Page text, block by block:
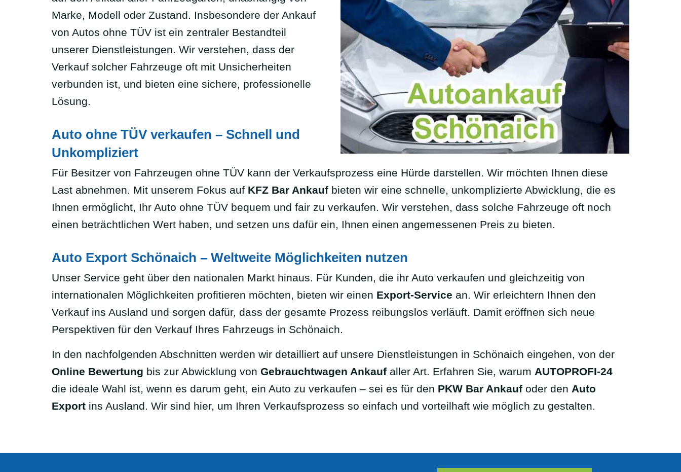
Marke, Modell oder Zustand. Insbesondere der Ankauf
von Autos ohne TÜV ist ein zentraler Bestandteil
unserer Dienstleistungen. Wir verstehen, dass der
Verkauf solcher Fahrzeuge oft mit Unsicherheiten
verbunden ist, und bieten eine sichere, professionelle
Lösung.
Auto ohne TÜV verkaufen – Schnell und
Unkompliziert
Für Besitzer von Fahrzeugen ohne TÜV kann der Verkaufsprozess eine Hürde darstellen. Wir möchten Ihnen diese
Last abnehmen. Mit unserem Fokus auf KFZ Bar Ankauf bieten wir eine schnelle, unkomplizierte Abwicklung, die es
Ihnen ermöglicht, Ihr Auto ohne TÜV bequem und fair zu verkaufen. Wir verstehen, dass solche Fahrzeuge oft noch
einen beträchtlichen Wert haben, und setzen uns dafür ein, Ihnen einen angemessenen Preis zu bieten.
Auto Export Schönaich – Weltweite Möglichkeiten nutzen
Unser Service geht über den nationalen Markt hinaus. Für Kunden, die ihr Auto verkaufen und gleichzeitig von
internationalen Möglichkeiten profitieren möchten, bieten wir einen Export-Service an. Wir erleichtern Ihnen den
Verkauf ins Ausland und sorgen dafür, dass der gesamte Prozess reibungslos verläuft. Damit eröffnen sich neue
Perspektiven für den Verkauf Ihres Fahrzeugs in Schönaich.
In den nachfolgenden Abschnitten werden wir detailliert auf unsere Dienstleistungen in Schönaich eingehen, von der
Online Bewertung bis zur Abwicklung von Gebrauchtwagen Ankauf aller Art. Erfahren Sie, warum AUTOPROFI-24
die ideale Wahl ist, wenn es darum geht, ein Auto zu verkaufen – sei es für den PKW Bar Ankauf oder den Auto
Export ins Ausland. Wir sind hier, um Ihren Verkaufsprozess so einfach und vorteilhaft wie möglich zu gestalten.